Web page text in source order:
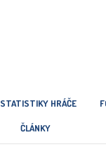
STATISTIKY HRÁČE
ČLÁNKY